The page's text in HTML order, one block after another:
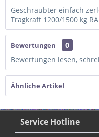
Geschraubter einfach
Tragkraft 1200/1500 kg
Bewertungen
0
Bewertungen lesen,
Ähnliche Artikel
Service Hotline